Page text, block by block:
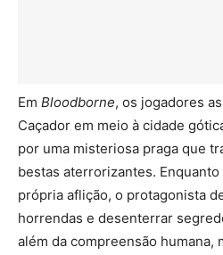
Em Bloodborne, os jogadores
Caçador em meio à cidade
por uma misteriosa praga que
bestas aterrorizantes.
própria aflição, o protagonista
horrendas e desenterrar
além da compreensão humana,